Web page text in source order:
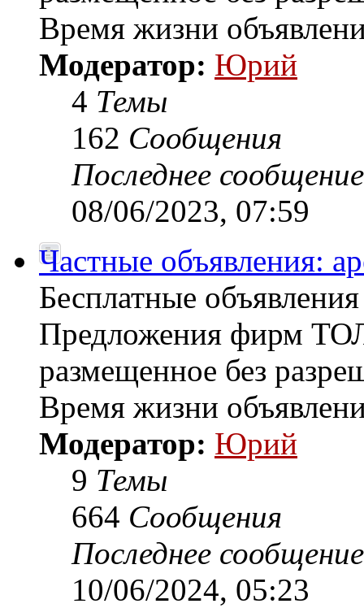
Время жизни
Модератор: Юрий
4 Темы
162 Сообщения
Последнее сообщение
08/06/2023, 07:59
Частные объявления:
Бесплатные
Предложения фирм
размещенное без
Время жизни
Модератор: Юрий
9 Темы
664 Сообщения
Последнее сообщение
10/06/2024, 05:23